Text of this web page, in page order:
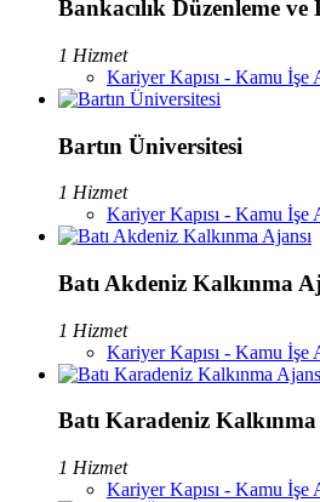
Bankacılık Düzenleme
1 Hizmet
Kariyer Kapısı - Kamu İşe
Bartın Üniversitesi
1 Hizmet
Kariyer Kapısı - Kamu İşe
Batı Akdeniz Kalkınma
1 Hizmet
Kariyer Kapısı - Kamu İşe
Batı Karadeniz Kalkınma
1 Hizmet
Kariyer Kapısı - Kamu İşe